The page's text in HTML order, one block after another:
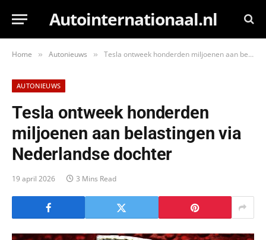
Autointernationaal.nl
Home » Autonieuws » Tesla ontweek honderden miljoenen aan belastingen via Nederlandse dochter
AUTONIEUWS
Tesla ontweek honderden
miljoenen aan belastingen via
Nederlandse dochter
19 april 2026 3 Mins Read